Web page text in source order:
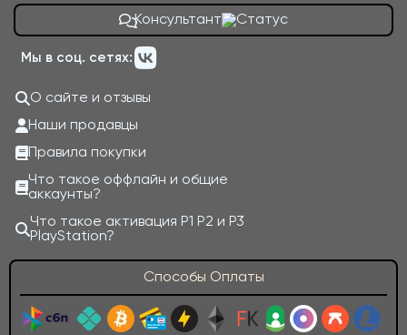
Консультант
Мы в соц. сетях:
О сайте и отзывы
Наши продавцы
Правила покупки
Что такое оффлайн и общие
аккаунты?
Что такое активация P1 P2 и P3
PlayStation?
Способы Оплаты